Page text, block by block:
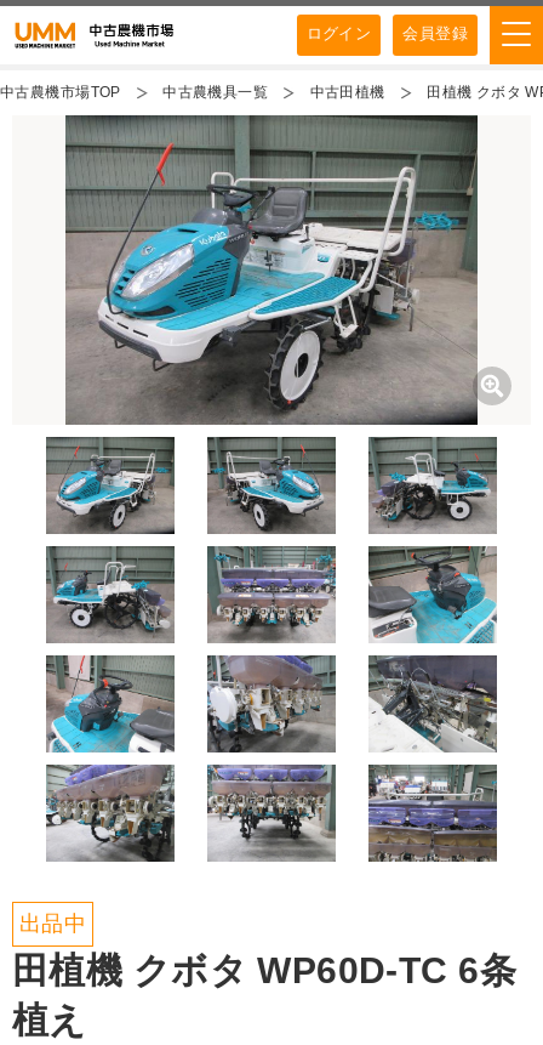
ログイン 会員登録
中古農機市場TOP 中古農機具一覧 中古田植機 田植機 クボタ
出品中
田植機 クボタ WP60D-TC 6条
植え